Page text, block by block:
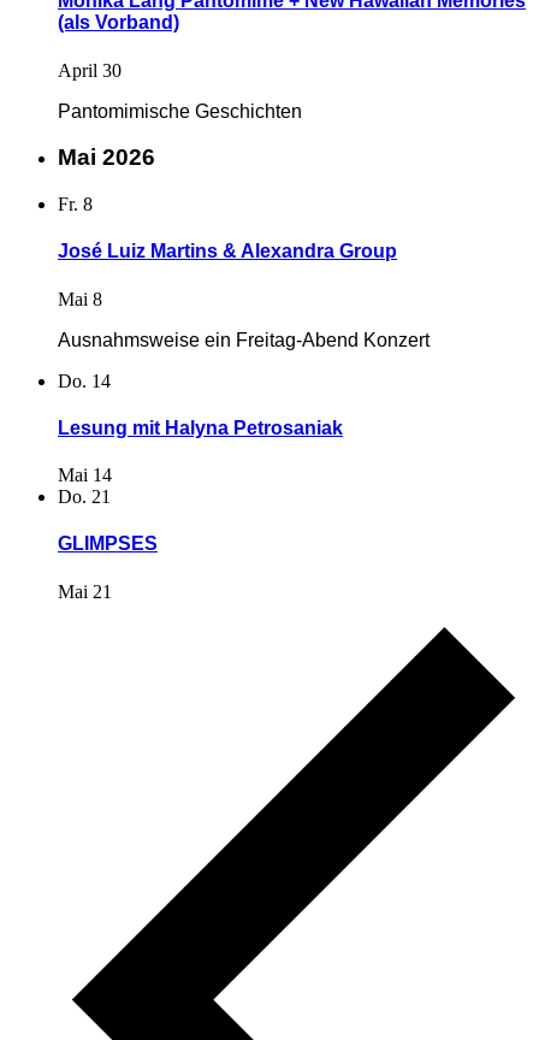
(als Vorband)
April 30
Pantomimische Geschichten
Mai 2026
Fr. 8
José Luiz Martins & Alexandra Group
Mai 8
Ausnahmsweise ein Freitag-Abend Konzert
Do. 14
Lesung mit Halyna Petrosaniak
Mai 14
Do. 21
GLIMPSES
Mai 21